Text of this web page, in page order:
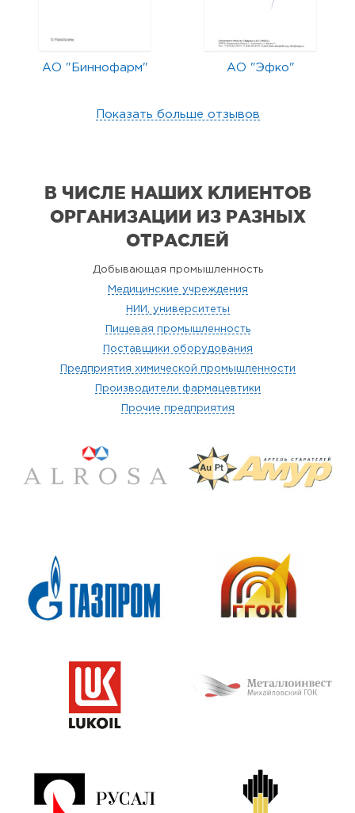
АО "Биннофарм" АО "Эфко"
Показать больше отзывов
В ЧИСЛЕ НАШИХ КЛИЕНТОВ
ОРГАНИЗАЦИИ ИЗ РАЗНЫХ
ОТРАСЛЕЙ
Добывающая промышленность
Медицинские учреждения
НИИ, университеты
Пищевая промышленность
Поставщики оборудования
Предприятия химической промышленности
Производители фармацевтики
Прочие предприятия